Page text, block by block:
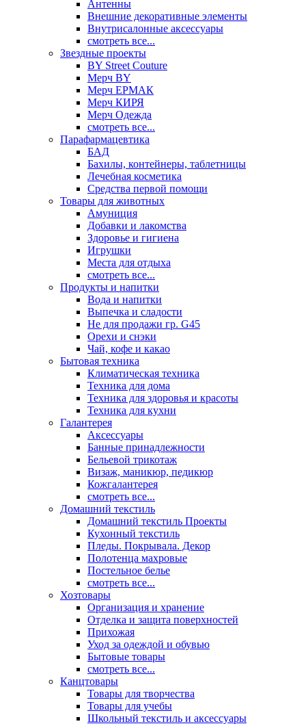
Антенны
Внешние декоративные элементы
Внутрисалонные аксессуары
смотреть все...
Звездные проекты
BY Street Couture
Мерч BY
Мерч ЕРМАК
Мерч КИРЯ
Мерч Одежда
смотреть все...
Парафармацевтика
БАД
Бахилы, контейнеры, таблетницы
Лечебная косметика
Средства первой помощи
Товары для животных
Амуниция
Добавки и лакомства
Здоровье и гигиена
Игрушки
Места для отдыха
смотреть все...
Продукты и напитки
Вода и напитки
Выпечка и сладости
Не для продажи гр. G45
Орехи и снэки
Чай, кофе и какао
Бытовая техника
Климатическая техника
Техника для дома
Техника для здоровья и красоты
Техника для кухни
Галантерея
Аксессуары
Банные принадлежности
Бельевой трикотаж
Визаж, маникюр, педикюр
Кожгалантерея
смотреть все...
Домашний текстиль
Домашний текстиль Проекты
Кухонный текстиль
Пледы. Покрывала. Декор
Полотенца махровые
Постельное белье
смотреть все...
Хозтовары
Организация и хранение
Отделка и защита поверхностей
Прихожая
Уход за одеждой и обувью
Бытовые товары
смотреть все...
Канцтовары
Товары для творчества
Товары для учебы
Школьный текстиль и аксессуары